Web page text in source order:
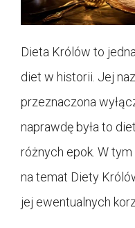
Dieta Królów to
diet w historii. Jej
przeznaczona
naprawdę była to
różnych epok. W
na temat Diety
jej ewentualnych